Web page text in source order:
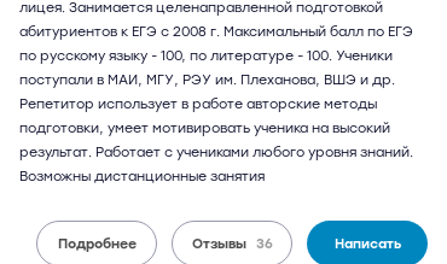
лицея. Занимается целенаправленной подготовкой
абитуриентов к ЕГЭ с 2008 г. Максимальный балл по ЕГЭ
по русскому языку - 100, по литературе - 100. Ученики
поступали в МАИ, МГУ, РЭУ им. Плеханова, ВШЭ и др.
Репетитор использует в работе авторские методы
подготовки, умеет мотивировать ученика на высокий
результат. Работает с учениками любого уровня знаний.
Возможны дистанционные занятия
Подробнее Отзывы 36 Написать